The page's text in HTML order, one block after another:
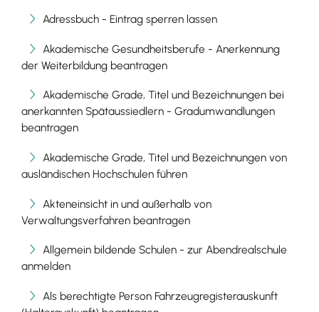
Adressbuch - Eintrag sperren lassen
Akademische Gesundheitsberufe - Anerkennung
der Weiterbildung beantragen
Akademische Grade, Titel und Bezeichnungen bei
anerkannten Spätaussiedlern - Gradumwandlungen
beantragen
Akademische Grade, Titel und Bezeichnungen von
ausländischen Hochschulen führen
Akteneinsicht in und außerhalb von
Verwaltungsverfahren beantragen
Allgemein bildende Schulen - zur Abendrealschule
anmelden
Als berechtigte Person Fahrzeugregisterauskunft